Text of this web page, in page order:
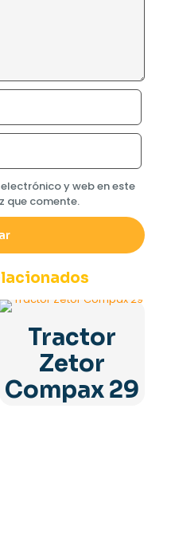
y web en este
que comente.
Tractor
Zetor
Compax 29